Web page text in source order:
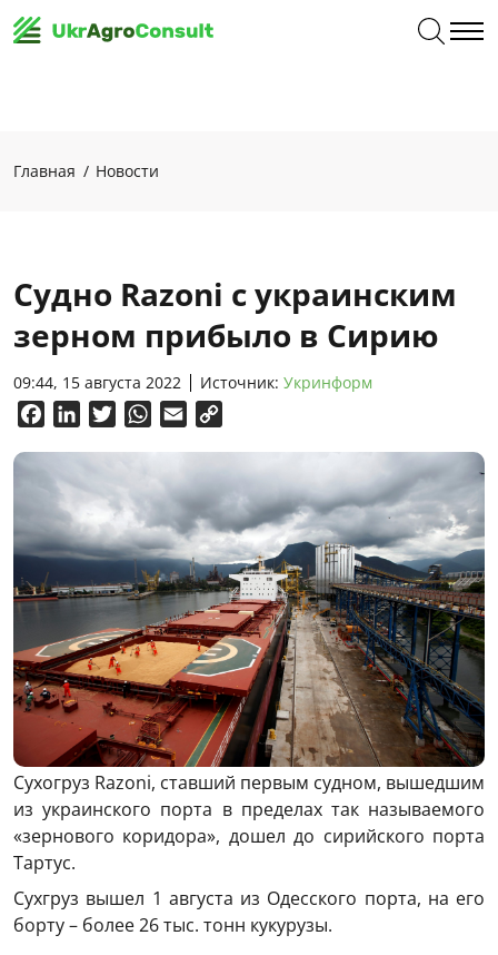
Главная Новости
Судно Razoni с украинским
зерном прибыло в Сирию
09:44, 15 августа 2022 Источник: Укринформ
FacebookLinkedInTwitterWhatsApp
Email
Сухогруз Razoni, ставший первым судном, вышедшим
из украинского порта в пределах так называемого
«зернового коридора», дошел до сирийского порта
Тартус.
Сухгруз вышел 1 августа из Одесского порта, на его
борту – более 26 тыс. тонн кукурузы.